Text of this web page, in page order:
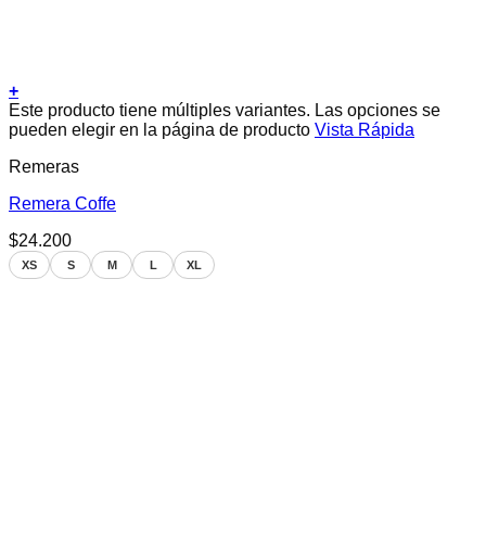
+
Este producto tiene múltiples variantes. Las opciones se
pueden elegir en la página de producto Vista Rápida
Remeras
Remera Coffe
$24.200
XS S M L XL